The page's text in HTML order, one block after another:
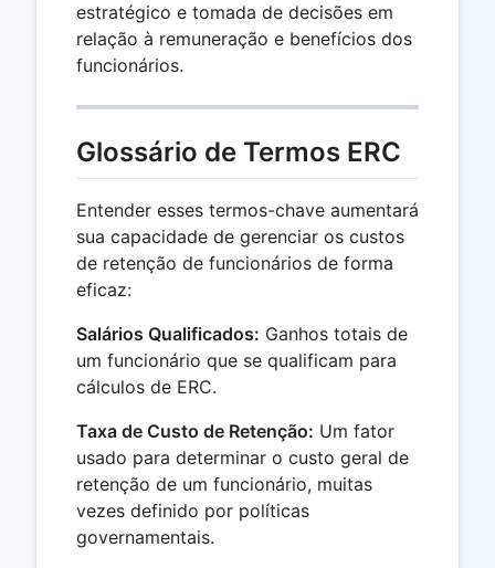
estratégico e tomada de decisões em
relação à remuneração e benefícios dos
funcionários.
Glossário de Termos ERC
Entender esses termos-chave aumentará
sua capacidade de gerenciar os custos
de retenção de funcionários de forma
eficaz:
Salários Qualificados: Ganhos totais de
um funcionário que se qualificam para
cálculos de ERC.
Taxa de Custo de Retenção: Um fator
usado para determinar o custo geral de
retenção de um funcionário, muitas
vezes definido por políticas
governamentais.